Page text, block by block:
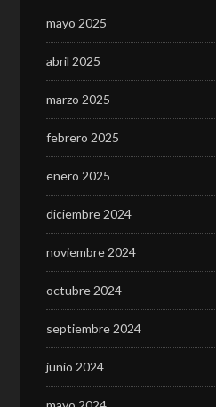
mayo 2025
abril 2025
marzo 2025
febrero 2025
enero 2025
diciembre 2024
noviembre 2024
octubre 2024
septiembre 2024
junio 2024